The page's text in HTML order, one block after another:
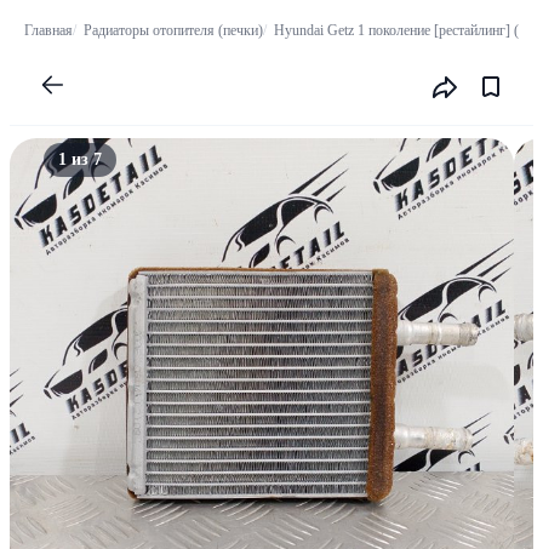
Главная Радиаторы отопителя (печки) Hyundai Getz 1 поколение [рестайлинг]
1 из 7